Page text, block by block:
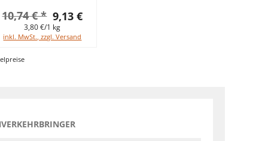
9,13 €
10,74 € *
3,80 €/1 kg
inkl. MwSt., zzgl. Versand